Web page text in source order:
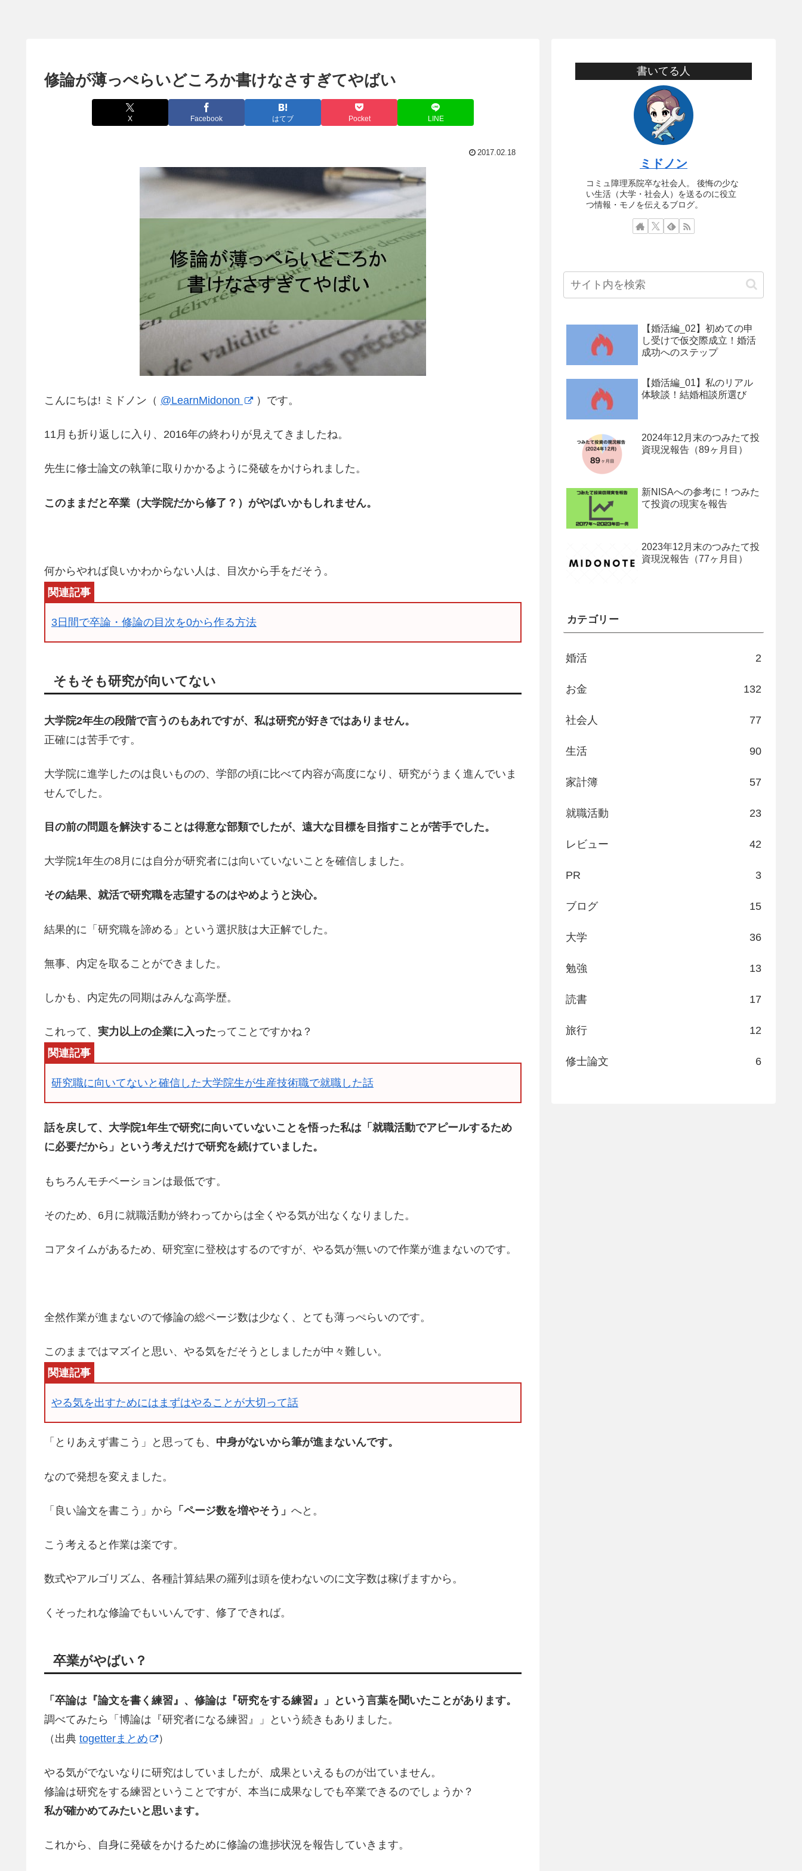
修論が薄っぺらいどころか書けなさすぎてやばい
X Facebook はてブ Pocket LINE
2017.02.18
こんにちは! ミドノン（ @LearnMidonon ）です。
11月も折り返しに入り、2016年の終わりが見えてきましたね。
先生に修士論文の執筆に取りかかるように発破をかけられました。
このままだと卒業（大学院だから修了？）がやばいかもしれません。
何からやれば良いかわからない人は、目次から手をだそう。
3日間で卒論・修論の目次を0から作る方法
そもそも研究が向いてない
大学院2年生の段階で言うのもあれですが、私は研究が好きではありません。
正確には苦手です。
大学院に進学したのは良いものの、学部の頃に比べて内容が高度になり、研究がうまく進んでいま
せんでした。
目の前の問題を解決することは得意な部類でしたが、遠大な目標を目指すことが苦手でした。
大学院1年生の8月には自分が研究者には向いていないことを確信しました。
その結果、就活で研究職を志望するのはやめようと決心。
結果的に「研究職を諦める」という選択肢は大正解でした。
無事、内定を取ることができました。
しかも、内定先の同期はみんな高学歴。
これって、 実力以上の企業に入ったってことですかね？
研究職に向いてないと確信した大学院生が生産技術職で就職した話
話を戻して、大学院1年生で研究に向いていないことを悟った私は「就職活動でアピールするため
に必要だから」という考えだけで研究を続けていました。
もちろんモチベーションは最低です。
そのため、6月に就職活動が終わってからは全くやる気が出なくなりました。
コアタイムがあるため、研究室に登校はするのですが、やる気が無いので作業が進まないのです。
全然作業が進まないので修論の総ページ数は少なく、とても薄っぺらいのです。
このままではマズイと思い、やる気をだそうとしましたが中々難しい。
やる気を出すためにはまずはやることが大切って話
「とりあえず書こう」と思っても、 中身がないから筆が進まないんです。
なので発想を変えました。
「良い論文を書こう」から 「ページ数を増やそう」 へと。
こう考えると作業は楽です。
数式やアルゴリズム、各種計算結果の羅列は頭を使わないのに文字数は稼げますから。
くそったれな修論でもいいんです、修了できれば。
卒業がやばい？
「卒論は『論文を書く練習』、修論は『研究をする練習』」という言葉を聞いたことがあります。
調べてみたら「博論は『研究者になる練習』」という続きもありました。
（出典 togetterまとめ ）
やる気がでないなりに研究はしていましたが、成果といえるものが出ていません。
修論は研究をする練習 ということですが、本当に成果なしでも卒業できるのでしょうか？
私が確かめてみたいと思います。
これから、自身に発破をかけるために修論の進捗状況を報告していきます。
書いてる人
ミドノン
コミュ障理系院卒な社会人。 後悔の少な
い生活（大学・社会人）を送るのに役立
つ情報・モノを伝えるブログ。
【婚活編_02】初めての申
し受けで仮交際成立！婚活
成功へのステップ
【婚活編_01】私のリアル
体験談！結婚相談所選び
2024年12月末のつみたて投
資現況報告（89ヶ月目）
新NISAへの参考に！つみた
て投資の現実を報告
2023年12月末のつみたて投
資現況報告（77ヶ月目）
カテゴリー
婚活 2
お金 132
社会人 77
生活 90
家計簿 57
就職活動 23
レビュー 42
PR 3
ブログ 15
大学 36
勉強 13
読書 17
旅行 12
修士論文 6